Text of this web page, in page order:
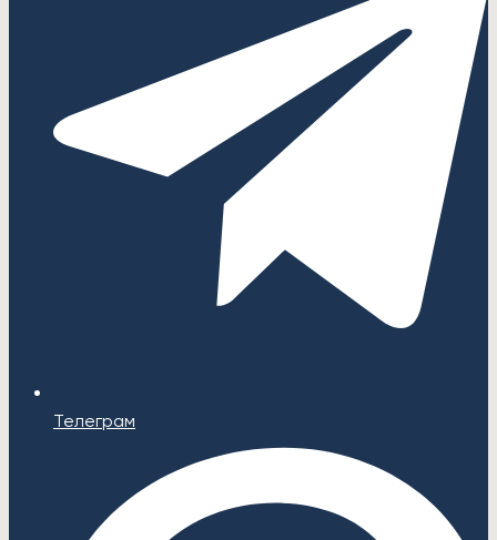
Телеграм